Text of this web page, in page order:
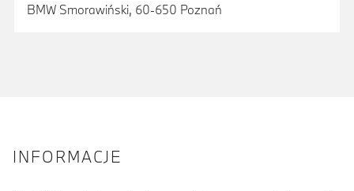
BMW Smorawiński, 60-650 Poznań
INFORMACJE